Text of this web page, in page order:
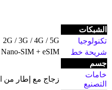
الشبكات
تكنولوجيا
2G / 3G / 4G / 5G
شريحة خط
Nano-SIM + eSIM
جسم
خامات
التصنيع
زجاج مع إطار من